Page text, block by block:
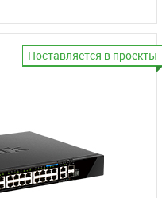
Поставляется в проекты